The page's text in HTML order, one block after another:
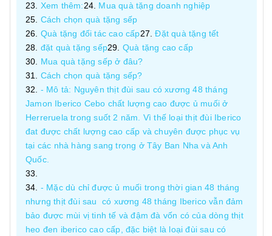
Xem thêm:
Mua quà tặng doanh nghiệp
Cách chọn quà tặng sếp
Quà tặng đối tác cao cấp
Đặt quà tặng tết
đặt quà tặng sếp
Quà tặng cao cấp
Mua quà tặng sếp ở đâu?
Cách chọn quà tặng sếp?
- Mô tả: Nguyên thịt đùi sau có xương 48 tháng
Jamon Iberico Cebo chất lượng cao được ủ muối ở
Herreruela trong suốt 2 năm. Vì thế loại thịt đùi Iberico
đat được chất lượng cao cấp và chuyên được phục vụ
tại các nhà hàng sang trọng ở Tây Ban Nha và Anh
Quốc.
- Mặc dù chỉ được ủ muối trong thời gian 48 tháng
nhưng thịt đùi sau có xương 48 tháng Iberico vẫn đảm
bảo được mùi vị tinh tế và đậm đà vốn có của dòng thịt
heo đen iberico cao cấp, đặc biệt là loại đùi sau có